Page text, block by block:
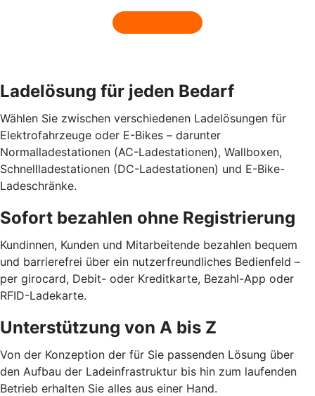
Ladelösung für jeden Bedarf
Wählen Sie zwischen verschiedenen Ladelösungen für
Elektrofahrzeuge oder E-Bikes – darunter
Normalladestationen (AC-Ladestationen), Wallboxen,
Schnellladestationen (DC-Ladestationen) und E-Bike-
Ladeschränke.
Sofort bezahlen ohne Registrierung
Kundinnen, Kunden und Mitarbeitende bezahlen bequem
und barrierefrei über ein nutzerfreundliches Bedienfeld –
per girocard, Debit- oder Kreditkarte, Bezahl-App oder
RFID-Ladekarte.
Unterstützung von A bis Z
Von der Konzeption der für Sie passenden Lösung über
den Aufbau der Ladeinfrastruktur bis hin zum laufenden
Betrieb erhalten Sie alles aus einer Hand.